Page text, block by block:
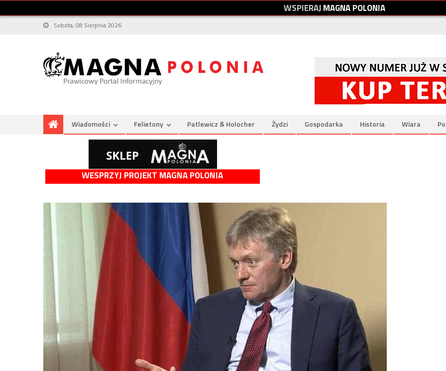
WSPIERAJMAGNAPOLONIA
Sobota, 08 Sierpnia 2026
Wiadomości Felietony Patlewicz & Holocher Żydzi Gospodarka Historia Wiara
WESPRZYJ PROJEKT MAGNA POLONIA